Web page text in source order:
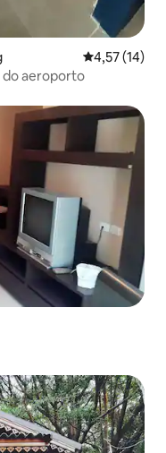
4,57 de uma
4,57 (14)
do aeroporto